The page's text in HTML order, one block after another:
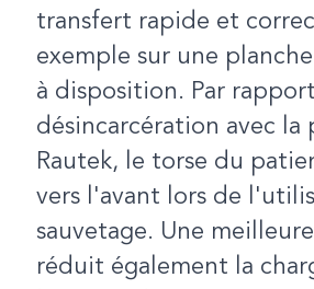
transfert rapide et
exemple sur une
à disposition. Par
désincarcération avec la
Rautek, le torse du
vers l'avant lors de
sauvetage. Une
réduit également la